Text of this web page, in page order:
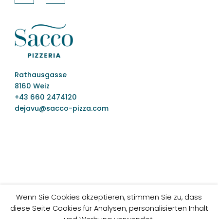
Wenn Sie Cookies akzeptieren, stimmen Sie zu, dass
diese Seite Cookies für Analysen, personalisierten Inhalt
Rathausgasse
8160 Weiz
+43 660 2474120
dejavu@sacco-pizza.com